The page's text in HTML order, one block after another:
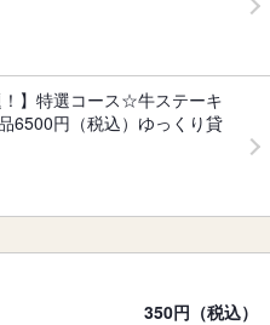
！】特選コース☆牛ステーキ
6500円（税込）ゆっくり貸
350円（税込）